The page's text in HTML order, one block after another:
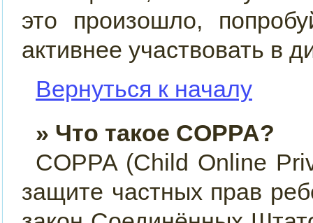
это произошло,
активнее участвовать в
Вернуться к началу
» Что такое COPPA?
COPPA (Child Online
защите частных прав